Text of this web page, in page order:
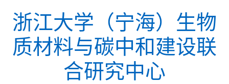
content
浙江大学（宁海）生物
质材料与碳中和建设联
合研究中心